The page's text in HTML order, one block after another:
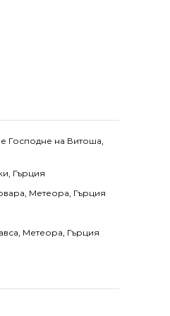
Господне на Витоша,
Гърция
Метеора, Гърция
Метеора, Гърция